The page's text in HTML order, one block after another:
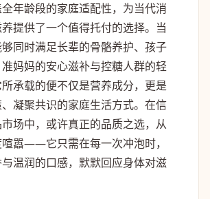
年龄段的家庭适配性，为当代消
提供了一个值得托付的选择。当
同时满足长辈的骨骼养护、孩子
妈妈的安心滋补与控糖人群的轻
承载的便不仅是营养成分，更是
凝聚共识的家庭生活方式。在信
场中，或许真正的品质之选，从
嚣——它只需在每一次冲泡时，
温润的口感，默默回应身体对滋